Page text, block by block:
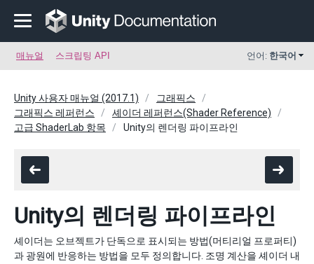
매뉴얼 스크립팅 API 언어: 한국어
Unity 사용자 매뉴얼 (2017.1)
그래픽스
그래픽스 레퍼런스
셰이더 레퍼런스(Shader Reference)
고급 ShaderLab 항목
Unity의 렌더링 파이프라인
Unity의 렌더링 파이프라인
셰이더는 오브젝트가 단독으로 표시되는 방법(머티리얼 프로퍼티)
과 광원에 반응하는 방법을 모두 정의합니다. 조명 계산을 셰이더 내